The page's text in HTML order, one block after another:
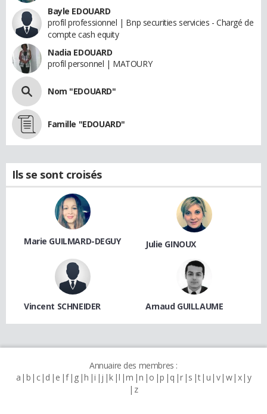
Bayle EDOUARD
profil professionnel | Bnp securities servicies - Chargé de
compte cash equity
Nadia EDOUARD
profil personnel | MATOURY
Nom "EDOUARD"
Famille "EDOUARD"
Ils se sont croisés
Marie GUILMARD-DEGUY Julie GINOUX
Vincent SCHNEIDER Arnaud GUILLAUME
Annuaire des membres :
a b c d e f g h i j k l m n o p q r s t u v w x y
z